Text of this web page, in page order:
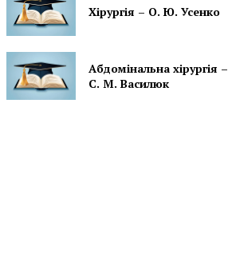
Хірургія – О. Ю. Усенко
Абдомінальна хірургія –
С. М. Василюк